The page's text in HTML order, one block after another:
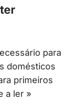
para
domésticos
primeiros
a ler »